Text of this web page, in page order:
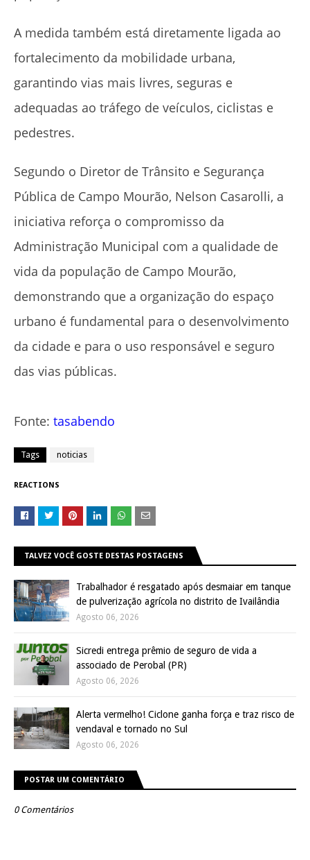
A medida também está diretamente ligada ao
fortalecimento da mobilidade urbana,
garantindo vias mais livres, seguras e
adequadas ao tráfego de veículos, ciclistas e
pedestres.
Segundo o Diretor de Trânsito e Segurança
Pública de Campo Mourão, Nelson Casarolli, a
iniciativa reforça o compromisso da
Administração Municipal com a qualidade de
vida da população de Campo Mourão,
demonstrando que a organização do espaço
urbano é fundamental para o desenvolvimento
da cidade e para o uso responsável e seguro
das vias públicas.
Fonte: tasabendo
Tags noticias
REACTIONS
TALVEZ VOCÊ GOSTE DESTAS POSTAGENS
Trabalhador é resgatado após desmaiar em tanque
de pulverização agrícola no distrito de Ivailândia
Agosto 06, 2026
Sicredi entrega prêmio de seguro de vida a
associado de Perobal (PR)
Agosto 06, 2026
Alerta vermelho! Ciclone ganha força e traz risco de
vendaval e tornado no Sul
Agosto 06, 2026
POSTAR UM COMENTÁRIO
0 Comentários